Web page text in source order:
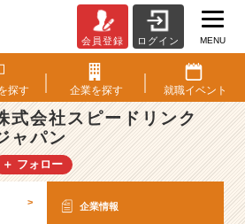
会員登録 ログイン MENU
探す 企業を探す 就職イベント
式会社スピードリンク
ャパン
＋ フォロー
> 企業情報